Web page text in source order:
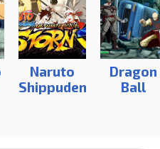
Naruto
Shippuden
Dragon
Ball